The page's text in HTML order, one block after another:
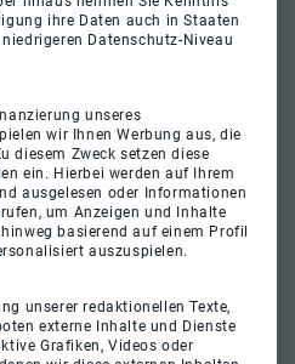
ihre Daten auch in Staaten
Datenschutz-Niveau
unseres
wir Ihnen Werbung aus, die
diesem Zweck setzen diese
ein. Hierbei werden auf Ihrem
ausgelesen oder Informationen
um Anzeigen und Inhalte
basierend auf einem Profil
auszuspielen.
unserer redaktionellen Texte,
externe Inhalte und Dienste
Grafiken, Videos oder